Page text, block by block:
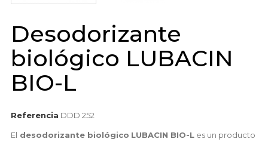
Desodorizante
biológico LUBACIN
BIO-L
Referencia DDD 252
El desodorizante biológico LUBACIN BIO-Les un producto